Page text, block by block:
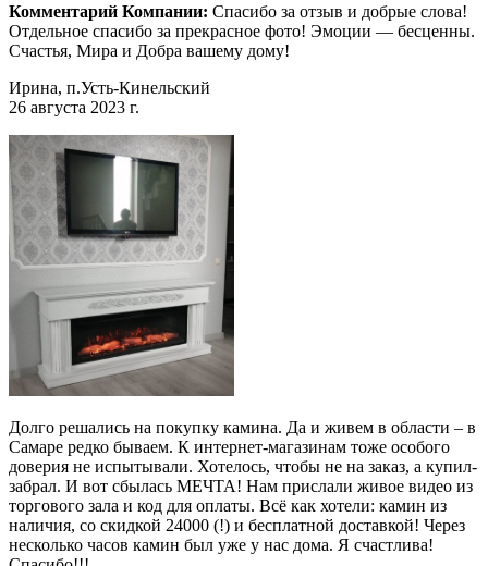
Комментарий Компании: Спасибо за отзыв и добрые слова!
Отдельное спасибо за прекрасное фото! Эмоции — бесценны.
Счастья, Мира и Добра вашему дому!
Ирина, п.Усть-Кинельский
26 августа 2023 г.
Долго решались на покупку камина. Да и живем в области – в
Самаре редко бываем. К интернет-магазинам тоже особого
доверия не испытывали. Хотелось, чтобы не на заказ, а купил-
забрал. И вот сбылась МЕЧТА! Нам прислали живое видео из
торгового зала и код для оплаты. Всё как хотели: камин из
наличия, со скидкой 24000 (!) и бесплатной доставкой! Через
несколько часов камин был уже у нас дома. Я счастлива!